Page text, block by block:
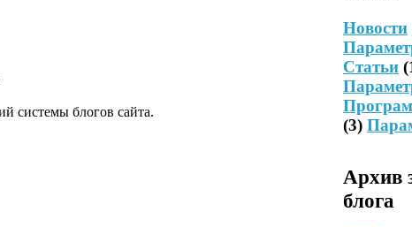
системы блогов сайта.
Новости
Статьи
(3)
Архив
блога